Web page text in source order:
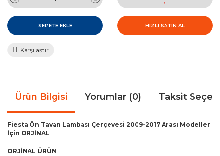
SEPETE EKLE HIZLI SATIN AL
Karşılaştır
Ürün Bilgisi Yorumlar (0) Taksit
Fiesta Ön Tavan Lambası Çerçevesi 2009-2017 Arası Modeller
İçin ORJİNAL
ORJİNAL ÜRÜN